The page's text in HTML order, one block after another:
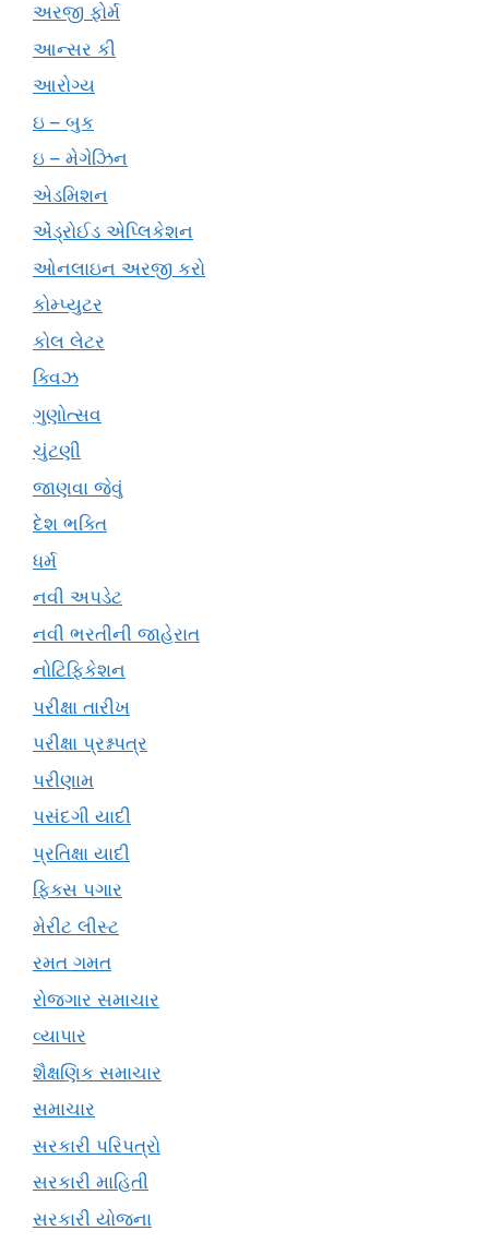
અરજી ફોર્મ
આન્સર કી
આરોગ્ય
ઇ – બુક
ઇ – મેગેઝિન
એડમિશન
એંડ્રોઈડ એપ્લિકેશન
ઓનલાઇન અરજી કરો
કોમ્પ્યુટર
કોલ લેટર
ક્વિઝ
ગુણોત્સવ
ચુંટણી
જાણવા જેવું
દેશ ભક્તિ
ધર્મ
નવી અપડેટ
નવી ભરતીની જાહેરાત
નોટિફિકેશન
પરીક્ષા તારીખ
પરીક્ષા પ્રશ્નપત્ર
પરીણામ
પસંદગી યાદી
પ્રતિક્ષા યાદી
ફિક્સ પગાર
મેરીટ લીસ્ટ
રમત ગમત
રોજગાર સમાચાર
વ્યાપાર
શૈક્ષણિક સમાચાર
સમાચાર
સરકારી પરિપત્રો
સરકારી માહિતી
સરકારી યોજના